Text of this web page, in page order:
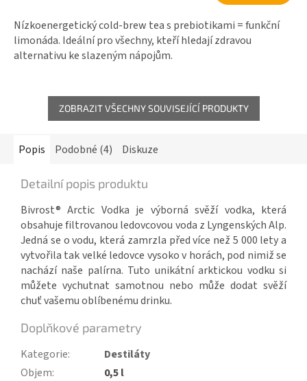
Nízkoenergetický cold-brew tea s prebiotikami = funkční
limonáda. Ideální pro všechny, kteří hledají zdravou
alternativu ke slazeným nápojům.
ZOBRAZIT VŠECHNY SOUVISEJÍCÍ PRODUKTY
Popis Podobné (4) Diskuze
Detailní popis produktu
Bivrost® Arctic Vodka je výborná svěží vodka, která
obsahuje filtrovanou ledovcovou voda z Lyngenských Alp.
Jedná se o vodu, která zamrzla před více než 5 000 lety a
vytvořila tak velké ledovce vysoko v horách, pod nimiž se
nachází naše palírna. Tuto unikátní arktickou vodku si
můžete vychutnat samotnou nebo může dodat svěží
chuť vašemu oblíbenému drinku.
Doplňkové parametry
Kategorie:
Destiláty
Objem:
0,5 l